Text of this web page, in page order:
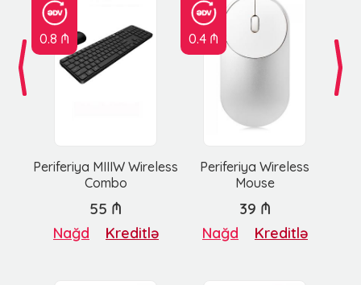
0.8 ₼
Periferiya MIIIW Wireless
Combo
0.4 ₼
Periferiya Wireless
Mouse
55 ₼
Nağd Kreditlə
39 ₼
Nağd Kreditlə